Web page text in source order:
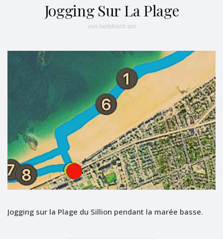
Jogging Sur La Plage
von herbfrisch am
Jogging sur la Plage du Sillion pendant la marée basse.